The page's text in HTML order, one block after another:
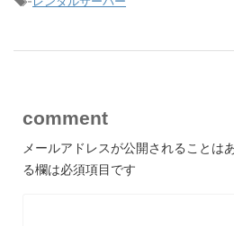
comment
メールアドレスが公開されることは
る欄は必須項目です